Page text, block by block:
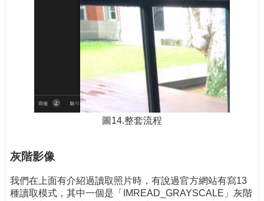
圖14.整套流程
灰階影像
我們在上面有介紹過讀取照片時，有說過官方網站有寫13
種讀取模式，其中一個是「IMREAD_GRAYSCALE」灰階